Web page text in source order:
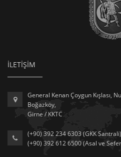
İLETİŞİM
General Kenan Çoygun Kışlası,
Boğazköy,
Girne / KKTC
(+90) 392 234 6303 (GKK Santrali)
(+90) 392 612 6500 (Asal ve